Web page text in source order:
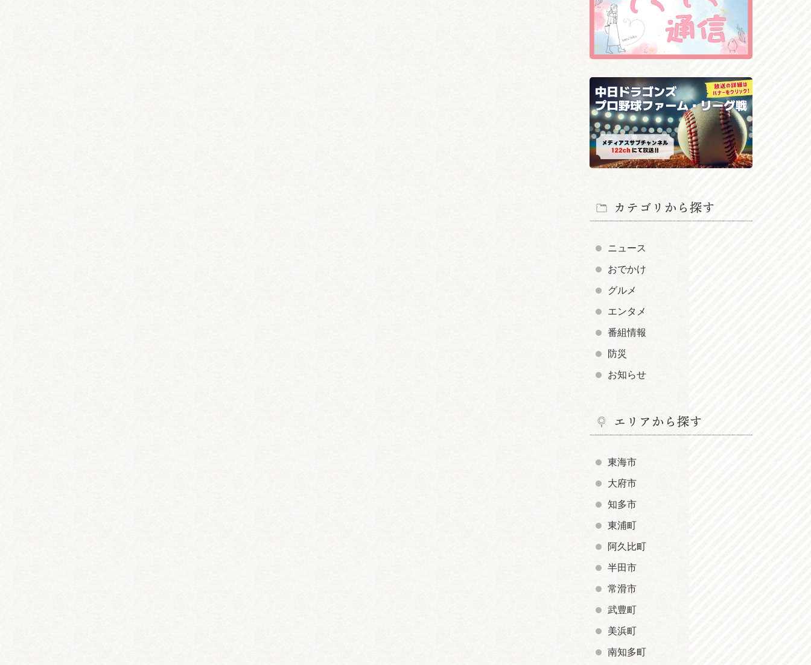
カテゴリから探す
ニュース
おでかけ
グルメ
エンタメ
番組情報
防災
お知らせ
エリアから探す
東海市
大府市
知多市
東浦町
阿久比町
半田市
常滑市
武豊町
美浜町
南知多町